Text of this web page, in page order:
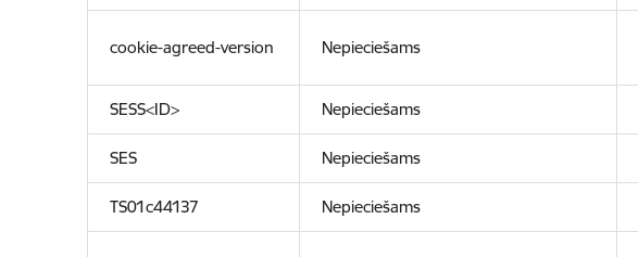
cookie-agreed-version Nepieciešams
SESS<ID> Nepieciešams
SES Nepieciešams
TS01c44137 Nepieciešams